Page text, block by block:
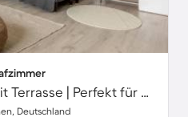
Schönes Aparthotel mit Terrasse | Perfekt für die Arbeit von Zuhause
Deutschland